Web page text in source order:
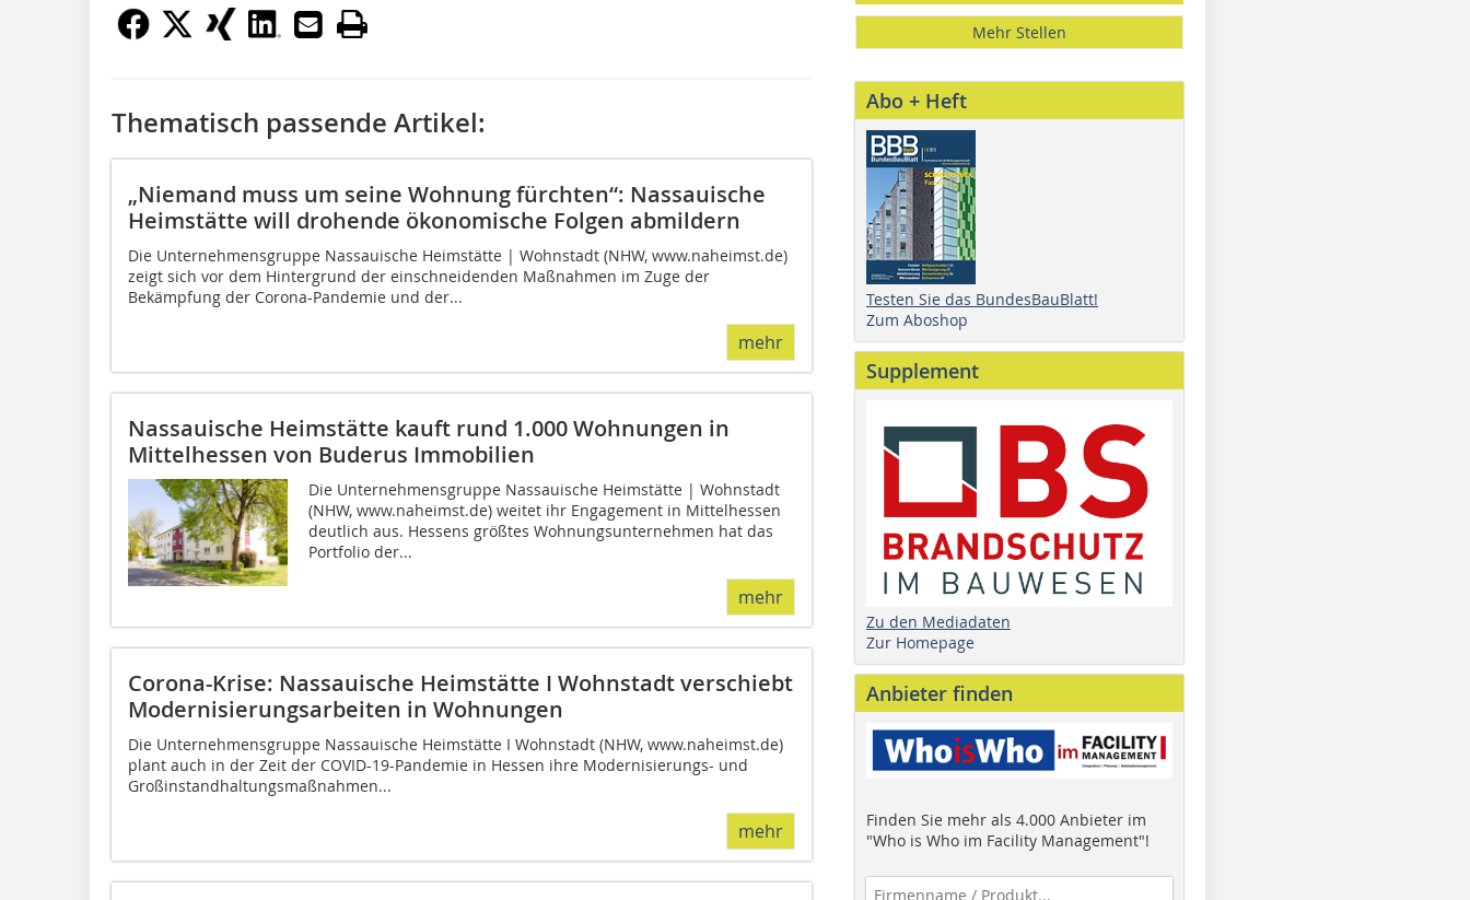
Thematisch passende Artikel:
„Niemand muss um seine Wohnung fürchten“: Nassauische
Heimstätte will drohende ökonomische Folgen abmildern
Die Unternehmensgruppe Nassauische Heimstätte | Wohnstadt (NHW, www.naheimst.de)
zeigt sich vor dem Hintergrund der einschneidenden Maßnahmen im Zuge der
Bekämpfung der Corona-Pandemie und der...
mehr
Nassauische Heimstätte kauft rund 1.000 Wohnungen in
Mittelhessen von Buderus Immobilien
Die Unternehmensgruppe Nassauische Heimstätte | Wohnstadt
(NHW, www.naheimst.de) weitet ihr Engagement in Mittelhessen
deutlich aus. Hessens größtes Wohnungsunternehmen hat das
Portfolio der...
mehr
Corona-Krise: Nassauische Heimstätte I Wohnstadt verschiebt
Modernisierungsarbeiten in Wohnungen
Die Unternehmensgruppe Nassauische Heimstätte I Wohnstadt (NHW, www.naheimst.de)
plant auch in der Zeit der COVID-19-Pandemie in Hessen ihre Modernisierungs- und
Großinstandhaltungsmaßnahmen...
mehr
Mehr Stellen
Abo + Heft
Testen Sie das BundesBauBlatt!
Zum Aboshop
Supplement
Zu den Mediadaten
Zur Homepage
Anbieter finden
Finden Sie mehr als 4.000 Anbieter im
"Who is Who im Facility Management"!